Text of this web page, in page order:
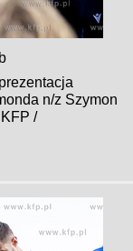
n/z Szymon
/